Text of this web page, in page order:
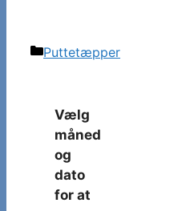
Kategorier
Puttetæpper
Vælg
måned
og
dato
for at